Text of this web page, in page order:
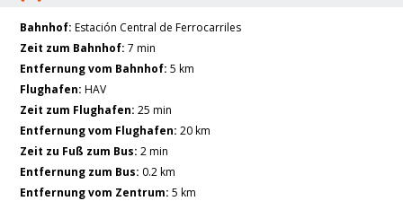
Bahnhof: Estación Central de Ferrocarriles
Zeit zum Bahnhof: 7 min
Entfernung vom Bahnhof: 5 km
Flughafen: HAV
Zeit zum Flughafen: 25 min
Entfernung vom Flughafen: 20 km
Zeit zu Fuß zum Bus: 2 min
Entfernung zum Bus: 0.2 km
Entfernung vom Zentrum: 5 km